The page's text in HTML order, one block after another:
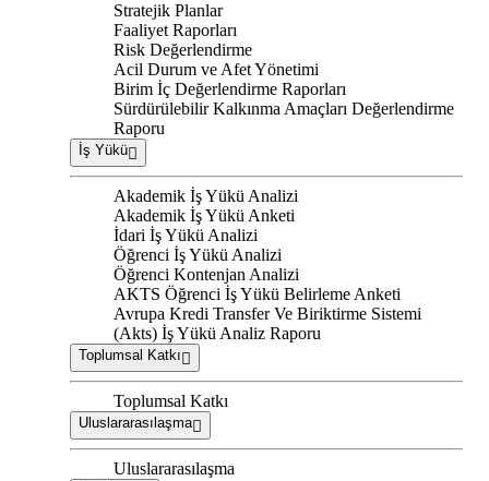
Stratejik Planlar
Faaliyet Raporları
Risk Değerlendirme
Acil Durum ve Afet Yönetimi
Birim İç Değerlendirme Raporları
Sürdürülebilir Kalkınma Amaçları Değerlendirme
Raporu
İş Yükü
Akademik İş Yükü Analizi
Akademik İş Yükü Anketi
İdari İş Yükü Analizi
Öğrenci İş Yükü Analizi
Öğrenci Kontenjan Analizi
AKTS Öğrenci İş Yükü Belirleme Anketi
Avrupa Kredi Transfer Ve Biriktirme Sistemi
(Akts) İş Yükü Analiz Raporu
Toplumsal Katkı
Toplumsal Katkı
Uluslararasılaşma
Uluslararasılaşma